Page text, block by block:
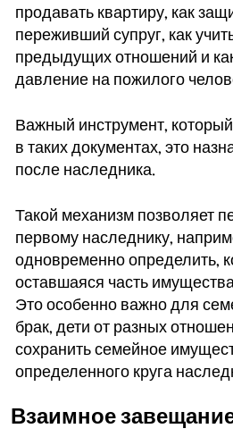
продавать квартиру, как
переживший супруг, как
предыдущих отношений и
давление на пожилого
Важный инструмент, который
в таких документах, это
после наследника.
Такой механизм позволяет
первому наследнику,
одновременно определить,
оставшаяся часть
Это особенно важно для
брак, дети от разных
сохранить семейное
определенного круга
Взаимное